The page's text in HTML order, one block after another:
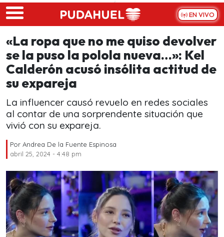
Skip to main content
EN VIVO
«La ropa que no me quiso devolver
se la puso la polola nueva…»: Kel
Calderón acusó insólita actitud de
su expareja
La influencer causó revuelo en redes sociales
al contar de una sorprendente situación que
vivió con su expareja.
Por Andrea De la Fuente Espinosa
abril 25, 2024 - 4:48 pm